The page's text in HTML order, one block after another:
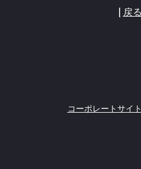
[ 戻る
コーポレートサイ